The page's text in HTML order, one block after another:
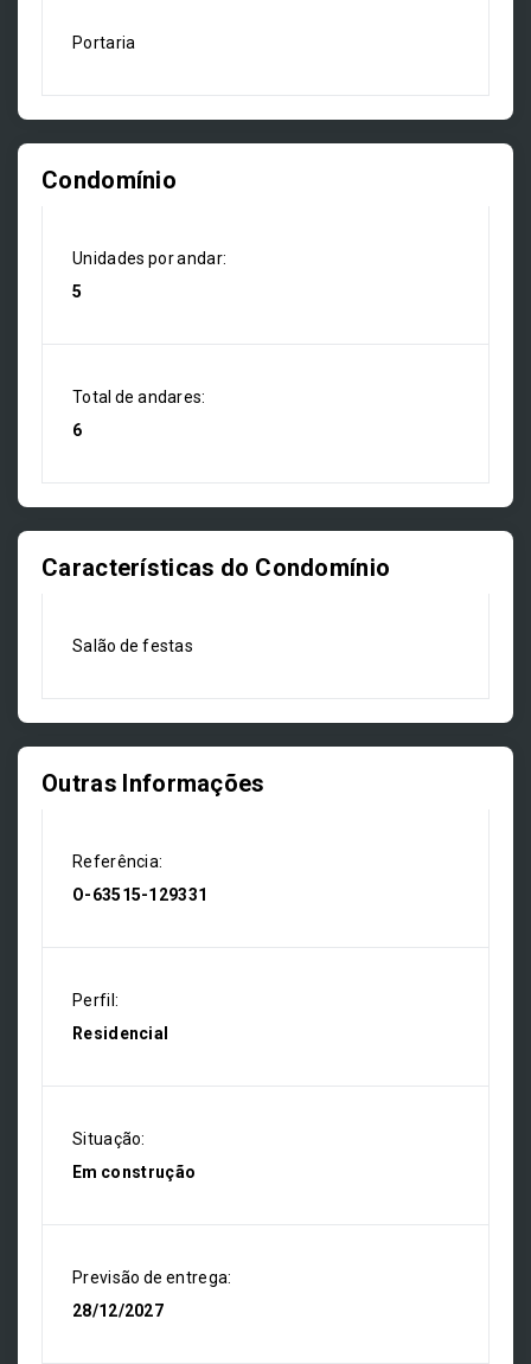
Portaria
Condomínio
Unidades por andar:
5
Total de andares:
6
Características do Condomínio
Salão de festas
Outras Informações
Referência:
O-63515-129331
Perfil:
Residencial
Situação:
Em construção
Previsão de entrega:
28/12/2027